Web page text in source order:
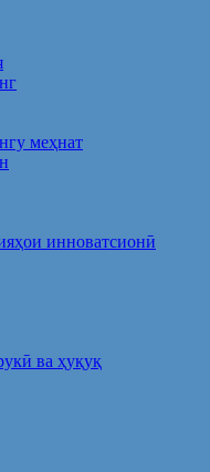
меҳнат
инноватсионӣ
ва ҳуқуқ